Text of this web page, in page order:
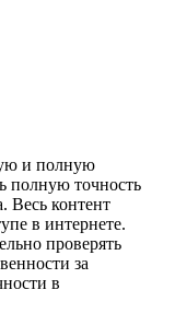
и полную
полную точность
Весь контент
в интернете.
проверять
за
в